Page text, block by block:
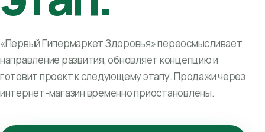
«Первый Гипермаркет Здоровья» переосмысливает
направление развития, обновляет концепцию и
готовит проект к следующему этапу. Продажи через
интернет-магазин временно приостановлены.